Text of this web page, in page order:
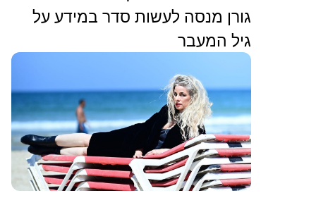
גורן מנסה לעשות סדר במידע על
גיל המעבר